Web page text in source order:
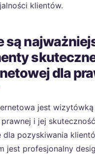
klientów.
są
dla
jest
i jej
dla pozyskiwania
jest profesjonalny